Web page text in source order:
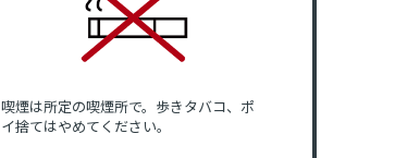
喫煙は所定の喫煙所で。歩きタバコ、ポ
イ捨てはやめてください。